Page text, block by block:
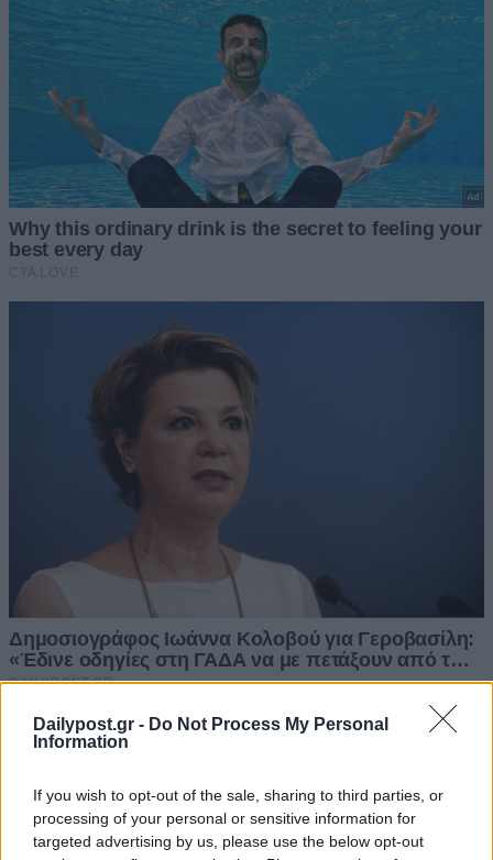
Dailypost.gr - Do Not Process My Personal
Information
If you wish to opt-out of the sale, sharing to third parties, or
processing of your personal or sensitive information for
targeted advertising by us, please use the below opt-out